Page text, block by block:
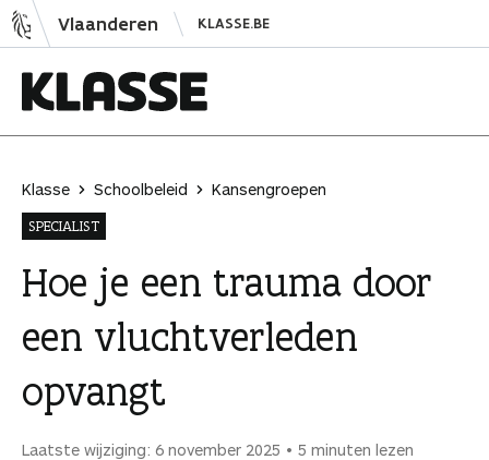
N
a
Vlaanderen KLASSE.BE
a
s
s
e
Klasse Schoolbeleid
Kansengroepen
SPECIALIST
Hoe je een trauma door
een vluchtverleden
opvangt
Laatste wijziging: 6 november 2025 5 minuten lezen